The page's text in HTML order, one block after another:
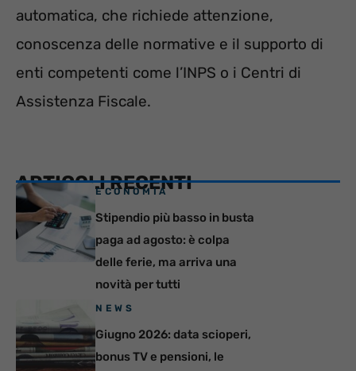
automatica, che richiede attenzione,
conoscenza delle normative e il supporto di
enti competenti come l’INPS o i Centri di
Assistenza Fiscale.
ARTICOLI RECENTI
ECONOMIA
Stipendio più basso in busta
paga ad agosto: è colpa
delle ferie, ma arriva una
novità per tutti
NEWS
Giugno 2026: data scioperi,
bonus TV e pensioni, le